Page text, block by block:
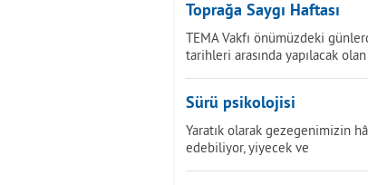
Toprağa Saygı Haftası
TEMA Vakfı önümüzdeki
tarihleri arasında yapılacak olan
Sürü psikolojisi
Yaratık olarak gezegenimizin
edebiliyor, yiyecek ve